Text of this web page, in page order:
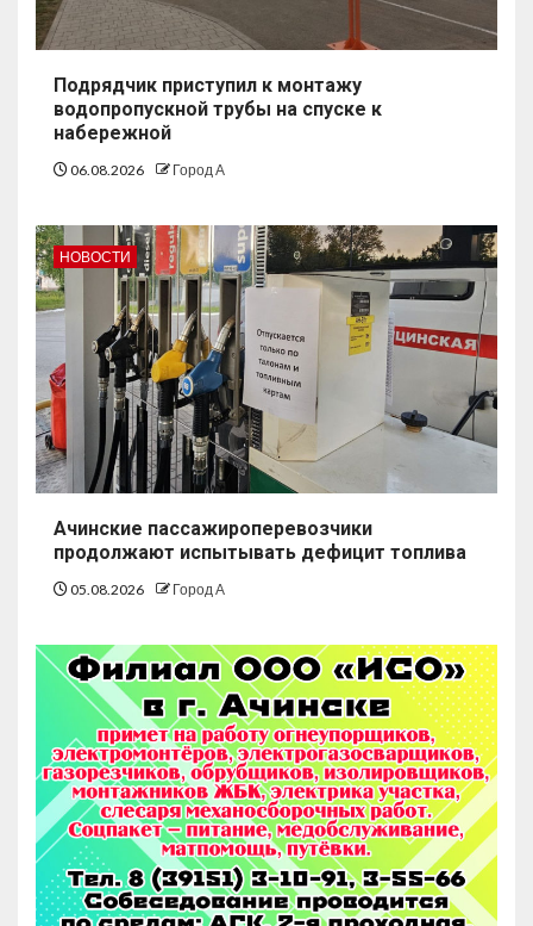
Подрядчик приступил к монтажу
водопропускной трубы на спуске к
набережной
06.08.2026 Город А
НОВОСТИ
Ачинские пассажироперевозчики
продолжают испытывать дефицит топлива
05.08.2026 Город А